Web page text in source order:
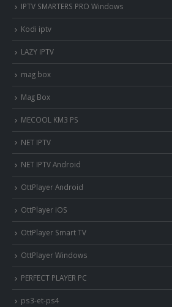
IPTV SMARTERS PRO Windows
Kodi iptv
LAZY IPTV
mag box
Mag Box
MECOOL KM3 PS
NET IPTV
NET IPTV Android
OttPlayer Android
OttPlayer iOS
OttPlayer Smart TV
OttPlayer Windows
PERFECT PLAYER PC
ps3-et-ps4